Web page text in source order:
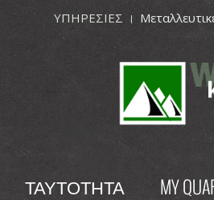
ΥΠΗΡΕΣΙΕΣ
ΤΑΥΤΟΤΗΤΑ MY